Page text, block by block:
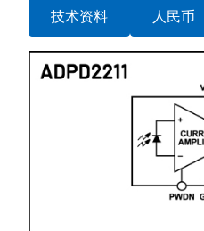
技术资料 人民币